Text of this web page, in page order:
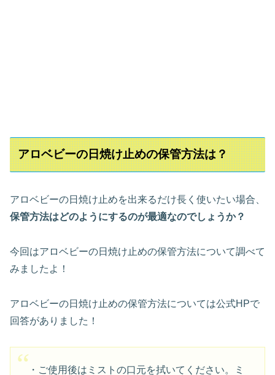
アロベビーの日焼け止めの保管方法は？
アロベビーの日焼け止めを出来るだけ長く使いたい場合、
保管方法はどのようにするのが最適なのでしょうか？
今回はアロベビーの日焼け止めの保管方法について調べて
みましたよ！
アロベビーの日焼け止めの保管方法については公式HPで
回答がありました！
・ご使用後はミストの口元を拭いてください。ミ